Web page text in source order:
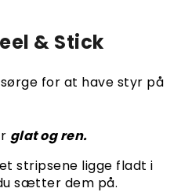
& Stick
for at have styr på
glat og ren.
stripsene ligge fladt i
sætter dem på.